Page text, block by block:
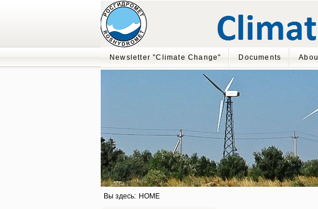
Newsletter "Climate Change" Documents
Вы здесь: HOME